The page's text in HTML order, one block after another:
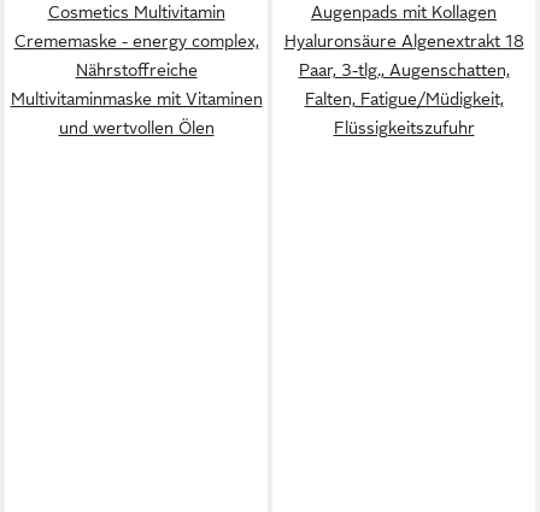
Cosmetics Multivitamin
Crememaske - energy complex,
Nährstoffreiche
Multivitaminmaske mit Vitaminen
und wertvollen Ölen
Augenpads mit Kollagen
Hyaluronsäure Algenextrakt 18
Paar, 3-tlg., Augenschatten,
Falten, Fatigue/Müdigkeit,
Flüssigkeitszufuhr